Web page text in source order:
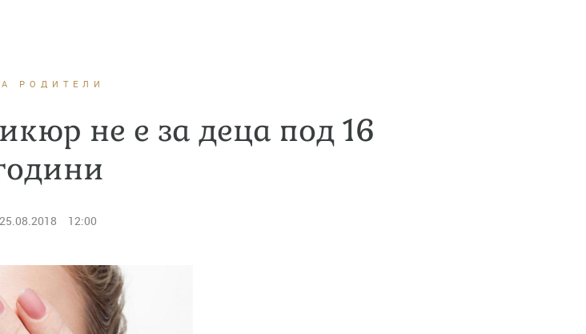
РОДИТЕЛИ
не е за деца под 16
25.08.2018 12:00